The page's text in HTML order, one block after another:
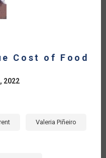
Cost of Food
2022
Valeria Piñeiro